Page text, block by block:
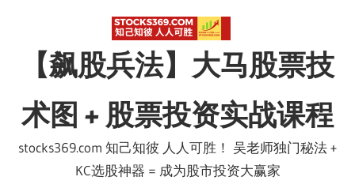
【飙股兵法】大马股票技
术图 + 股票投资实战课程
stocks369.com 知己知彼 人人可胜！ 吴老师独门秘法 +
KC选股神器 = 成为股市投资大赢家